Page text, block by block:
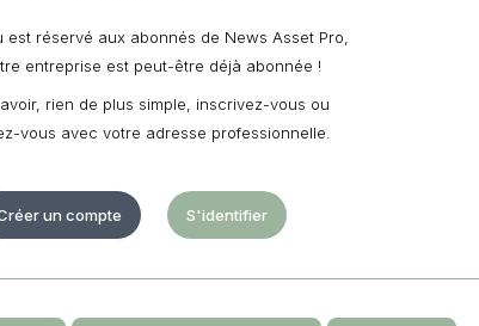
est réservé aux abonnés de News Asset Pro,
entreprise est peut-être déjà abonnée !
rien de plus simple, inscrivez-vous ou
vous avec votre adresse professionnelle.
un compte S'identifier